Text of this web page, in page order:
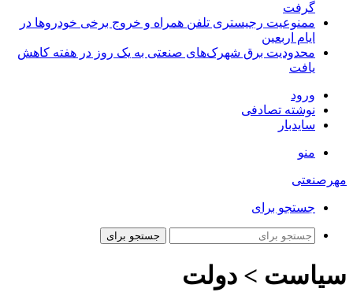
گرفت
ممنوعیت رجیستری تلفن همراه و خروج برخی خودروها در
ایام اربعین
محدودیت برق شهرک‌های صنعتی به یک روز در هفته کاهش
یافت
ورود
نوشته تصادفی
سایدبار
منو
مهرصنعتی
جستجو برای
جستجو برای
سیاست > دولت